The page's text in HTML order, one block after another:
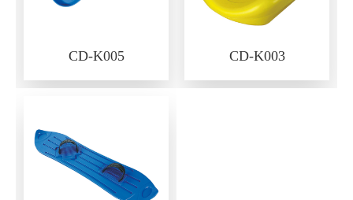
CD-K005 CD-K003